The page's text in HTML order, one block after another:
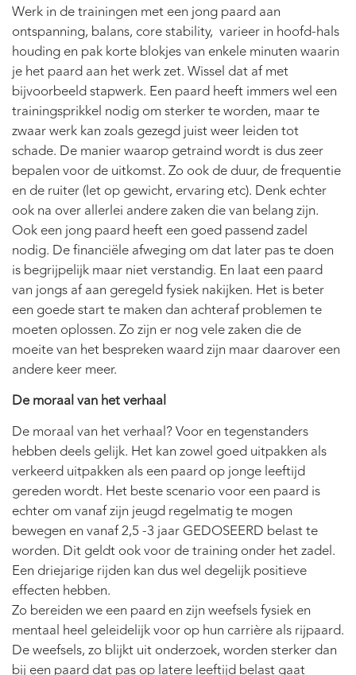
Werk in de trainingen met een jong paard aan
ontspanning, balans, core stability, varieer in hoofd-hals
houding en pak korte blokjes van enkele minuten waarin
je het paard aan het werk zet. Wissel dat af met
bijvoorbeeld stapwerk. Een paard heeft immers wel een
trainingsprikkel nodig om sterker te worden, maar te
zwaar werk kan zoals gezegd juist weer leiden tot
schade. De manier waarop getraind wordt is dus zeer
bepalen voor de uitkomst. Zo ook de duur, de frequentie
en de ruiter (let op gewicht, ervaring etc). Denk echter
ook na over allerlei andere zaken die van belang zijn.
Ook een jong paard heeft een goed passend zadel
nodig. De financiële afweging om dat later pas te doen
is begrijpelijk maar niet verstandig. En laat een paard
van jongs af aan geregeld fysiek nakijken. Het is beter
een goede start te maken dan achteraf problemen te
moeten oplossen. Zo zijn er nog vele zaken die de
moeite van het bespreken waard zijn maar daarover een
andere keer meer.
De moraal van het verhaal
De moraal van het verhaal? Voor en tegenstanders
hebben deels gelijk. Het kan zowel goed uitpakken als
verkeerd uitpakken als een paard op jonge leeftijd
gereden wordt. Het beste scenario voor een paard is
echter om vanaf zijn jeugd regelmatig te mogen
bewegen en vanaf 2,5 -3 jaar GEDOSEERD belast te
worden. Dit geldt ook voor de training onder het zadel.
Een driejarige rijden kan dus wel degelijk positieve
effecten hebben.
Zo bereiden we een paard en zijn weefsels fysiek en
mentaal heel geleidelijk voor op hun carrière als rijpaard.
De weefsels, zo blijkt uit onderzoek, worden sterker dan
bij een paard dat pas op latere leeftijd belast gaat